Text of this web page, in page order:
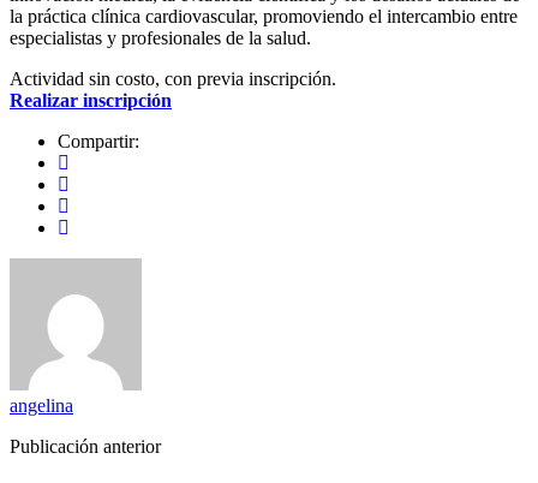
la práctica clínica cardiovascular, promoviendo el intercambio entre
especialistas y profesionales de la salud.
Actividad sin costo, con previa inscripción.
Realizar inscripción
Compartir:
angelina
Publicación anterior